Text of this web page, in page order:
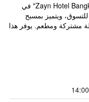
يقع مكان إقامة "Zayn Hotel Bangkok - Airport Link Access" في
للتسوق، ويتميز بمسبح
مشتركة ومطعم. يوفر هذا
14:00